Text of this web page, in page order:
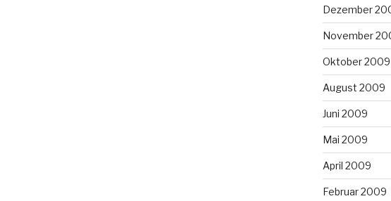
Dezember
November
Oktober 2009
August 2009
Juni 2009
Mai 2009
April 2009
Februar 2009